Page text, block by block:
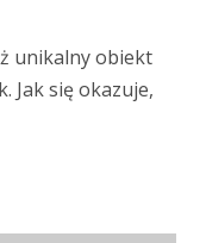
unikalny obiekt
Jak się okazuje,